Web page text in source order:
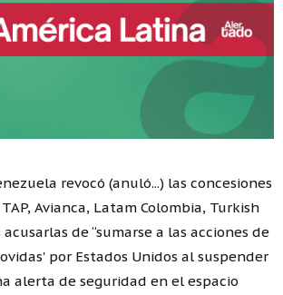
revocó (anuló...) las concesiones
Avianca, Latam Colombia, Turkish
de “sumarse a las acciones de
por Estados Unidos al suspender
alerta de seguridad en el espacio